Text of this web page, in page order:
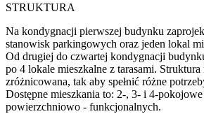
STRUKTURA
Na kondygnacji pierwszej budynku
stanowisk parkingowych oraz jeden lokal
Od drugiej do czwartej kondygnacji
po 4 lokale mieszkalne z tarasami. Struktura
zróżnicowana, tak aby spełnić różne
Dostępne mieszkania to: 2-, 3- i 4-
powierzchniowo - funkcjonalnych.